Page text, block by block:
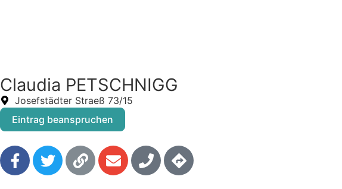
Claudia PETSCHNIGG
Josefstädter Straeß 73/15
Eintrag beanspruchen